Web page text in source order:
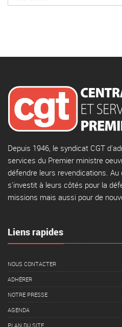
Depuis 1946, le syndicat CGT
services du Premier ministre
défendre leurs revendications.
s'investit à leurs côtés pour la
missions mais aussi pour de
Liens rapides
NOUS CONTACTER
ADHÉRER
NOTRE PRESSE
AGENDA
PLAN DU SITE